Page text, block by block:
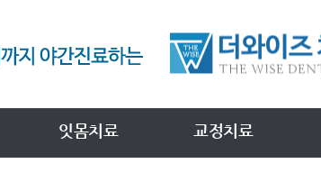
잇몸치료 교정치료